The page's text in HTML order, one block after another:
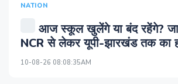
NATION
आज स्कूल खुलेंगे या बंद रहेंगे?
NCR से लेकर यूपी-झारखंड तक का
10-08-26 08:08:35AM